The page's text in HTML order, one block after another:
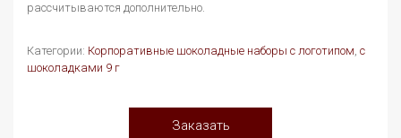
рассчитываются дополнительно.
Категории: Корпоративные шоколадные наборы с логотипом, с
шоколадками 9 г
Заказать